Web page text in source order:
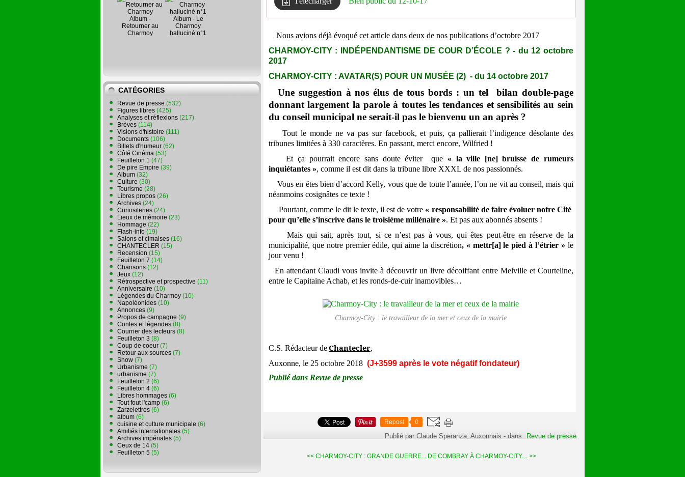
Album -
Retourner au
Charmoy
Album - Le
Charmoy
halluciné n°1
CATÉGORIES
Revue de presse (532)
Figures libres (425)
Analyses et réflexions (217)
Brèves (114)
Visions d'histoire (111)
Documents (106)
Billets d'humeur (62)
Côté Cinéma (53)
Feuilleton 1 (47)
De pire Empire (39)
Album (32)
Culture (30)
Tourisme (28)
Libres propos (26)
Archives (24)
Curiositeries (24)
Lieux de mémoire (23)
Hommage (22)
Flash-info (19)
Salons et cimaises (16)
CHANTECLER (15)
Recension (15)
Feuilleton 7 (14)
Chansons (12)
Jeux (12)
Rétrospective et prospective (11)
Anniversaire (10)
Légendes du Charmoy (10)
Napoléonides (10)
Annonces (9)
Propos de campagne (9)
Contes et légendes (8)
Courrier des lecteurs (8)
Feuilleton 3 (8)
Coup de coeur (7)
Retour aux sources (7)
Show (7)
Urbanisme (7)
urbanisme (7)
Feuilleton 2 (6)
Feuilleton 4 (6)
Libres hommages (6)
Tout fout l'camp (6)
Zarzelettres (6)
album (6)
cuisine et culture municipale (6)
Amitiés internationales (5)
Archives impériales (5)
Ceux de 14 (5)
Feuilleton 5 (5)
Nous avions déjà évoqué cet article dans deux de nos publications d’octobre 2017
CHARMOY-CITY : INDÉPENDANTISME DE COUR D’ÉCOLE ? - du 12 octobre
2017
CHARMOY-CITY : AVATAR(S) POUR UN MUSÉE (2) - du 14 octobre 2017
Une suggestion à nos élus de tous bords : un tel bilan double-page
donnant largement la parole à toutes les tendances et sensibilités au sein
du conseil municipal ne serait-il pas le bienvenu un an après ?
Tout le monde ne va pas sur facebook, et puis, ça pallierait l’indigence désolante des
tribunes limitées à 330 caractères. En passant, merci encore, Wilfried !
Et ça pourrait encore sans doute éviter que « la ville [ne] bruisse de rumeurs
inquiétantes », comme il est dit dans la tribune libre XXXL de nos passionnés.
Vous en êtes bien d’accord Kelly, vous que de toute l’année, l’on ne vit au conseil, mais qui
néanmoins cosignâtes ce texte !
Pourtant, comme le dit le texte, il est de votre « responsabilité de faire évoluer notre Cité
pour qu’elle s’inscrive dans le troisième millénaire ». Et pas aux abonnés absents !
Mais qui sait, après tout, si ce n’est pas à vous, qui êtes peut-être en réserve de la
municipalité, que notre premier édile, qui aime la discrétion, « mettr[a] le pied à l’étrier » le
jour venu !
En attendant Claudi vous invite à découvrir un livre décoiffant entre Melville et Courteline,
entre le Capitaine Achab, et les ronds-de-cuir inamovibles…
Charmoy-City : le travailleur de la mer et ceux de la mairie
C.S. Rédacteur deChantecler,
Auxonne, le 25 octobre 2018 (J+3599 après le vote négatif fondateur)
Publié dans Revue de presse
Repost 0
Publié par Claude Speranza, Auxonnais -dans Revue de presse
<< CHARMOY-CITY : GRANDE GUERRE... DE COMBRAY À CHARMOY-CITY.... >>